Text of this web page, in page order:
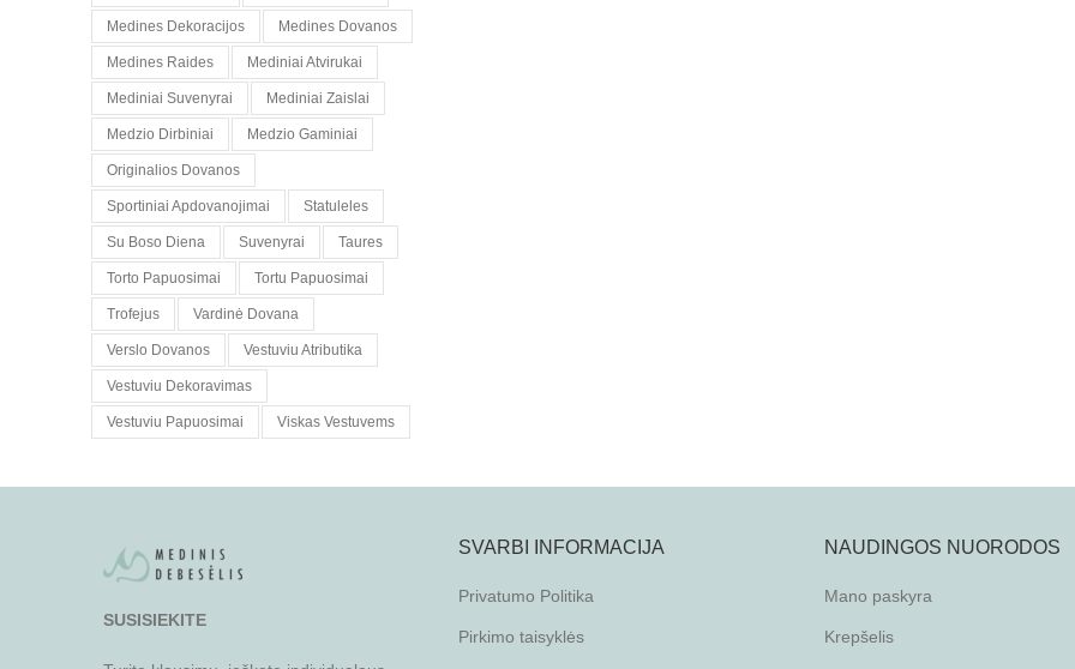
Medines Dekoracijos Medines Dovanos
Medines Raides Mediniai Atvirukai
Mediniai Suvenyrai Mediniai Zaislai
Medzio Dirbiniai Medzio Gaminiai
Originalios Dovanos
Sportiniai Apdovanojimai Statuleles
Su Boso Diena Suvenyrai Taures
Torto Papuosimai Tortu Papuosimai
Trofejus Vardinė Dovana
Verslo Dovanos Vestuviu Atributika
Vestuviu Dekoravimas
Vestuviu Papuosimai Viskas Vestuvems
SUSISIEKITE
SVARBI INFORMACIJA
Privatumo Politika
Pirkimo taisyklės
NAUDINGOS NUORODOS
Mano paskyra
Krepšelis